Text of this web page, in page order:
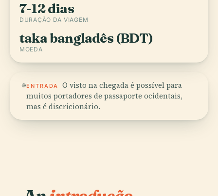
7-12 dias
DURAÇÃO DA VIAGEM
taka bangladês (BDT)
MOEDA
ENTRADA
O visto na chegada é possível para
muitos portadores de passaporte ocidentais,
mas é discricionário.